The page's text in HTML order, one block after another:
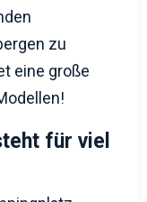
zu
eine große
für viel